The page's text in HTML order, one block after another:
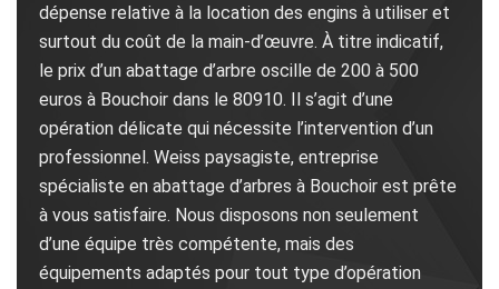
dépense relative à la location des engins à utiliser et
surtout du coût de la main-d’œuvre. À titre indicatif,
le prix d’un abattage d’arbre oscille de 200 à 500
euros à Bouchoir dans le 80910. Il s’agit d’une
opération délicate qui nécessite l’intervention d’un
professionnel. Weiss paysagiste, entreprise
spécialiste en abattage d’arbres à Bouchoir est prête
à vous satisfaire. Nous disposons non seulement
d’une équipe très compétente, mais des
équipements adaptés pour tout type d’opération